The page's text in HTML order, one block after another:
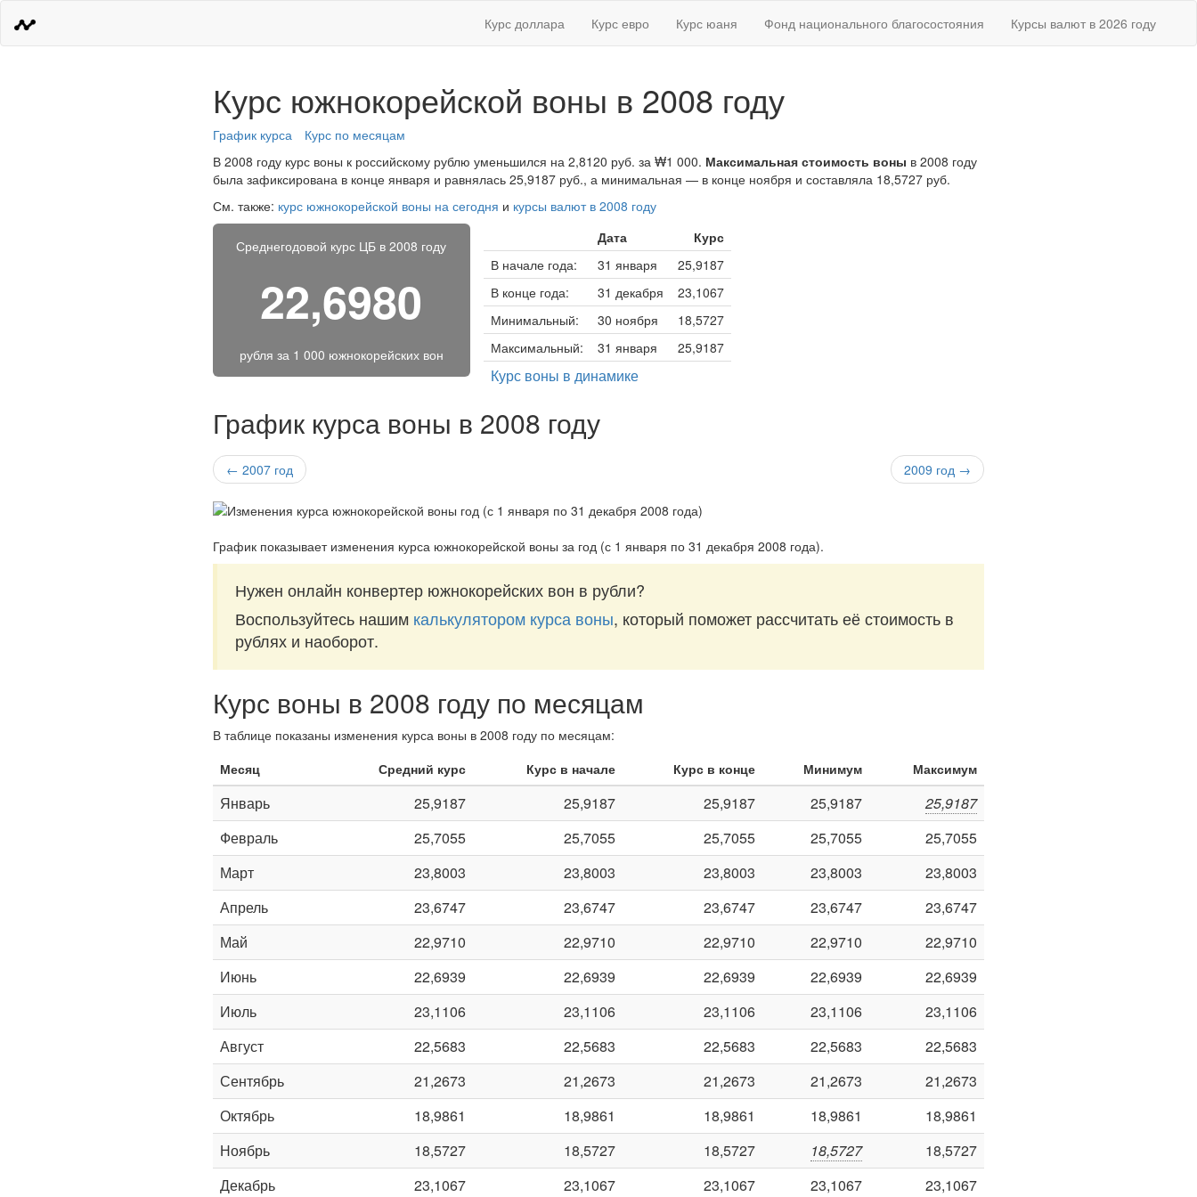
Курс доллара Курс евро Курс юаня Фонд национального благосостояния Курсы валют в 2026 году
Курс южнокорейской воны в 2008 году
График курса
Курс по месяцам
В 2008 году курс воны к российскому рублю уменьшился на 2,8120 руб. за ₩1 000. Максимальная стоимость воны в 2008 году
была зафиксирована в конце января и равнялась 25,9187 руб., а минимальная — в конце ноября и составляла 18,5727 руб.
См. также: курс южнокорейской воны на сегодня и курсы валют в 2008 году
Среднегодовой курс ЦБ в 2008 году
22,6980
рубля за 1 000 южнокорейских вон
Дата
Курс
В начале года:
31 января
25,9187
В конце года:
31 декабря
23,1067
Минимальный:
30 ноября
18,5727
Максимальный:
31 января 25,9187
Курс воны в динамике
График курса воны в 2008 году
← 2007 год 2009 год →
График показывает изменения курса южнокорейской воны за год (с 1 января по 31 декабря 2008 года).
Нужен онлайн конвертер южнокорейских вон в рубли?
Воспользуйтесь нашим калькулятором курса воны, который поможет рассчитать её стоимость в
рублях и наоборот.
Курс воны в 2008 году по месяцам
В таблице показаны изменения курса воны в 2008 году по месяцам:
Месяц
Средний курс Курс в начале Курс в конце Минимум Максимум
Январь 25,9187 25,9187 25,9187 25,9187
25,9187
Февраль
25,7055 25,7055 25,7055 25,7055
25,7055
Март
23,8003 23,8003 23,8003 23,8003
23,8003
Апрель
23,6747 23,6747 23,6747 23,6747
23,6747
Май
22,9710 22,9710 22,9710 22,9710
22,9710
Июнь
22,6939 22,6939 22,6939 22,6939
22,6939
Июль
23,1106 23,1106 23,1106 23,1106
23,1106
Август
22,5683 22,5683 22,5683 22,5683
22,5683
Сентябрь
21,2673 21,2673 21,2673 21,2673
21,2673
Октябрь
18,9861 18,9861 18,9861 18,9861
18,9861
Ноябрь
18,5727 18,5727 18,5727 18,5727
18,5727
Декабрь
23,1067 23,1067 23,1067 23,1067 23,1067